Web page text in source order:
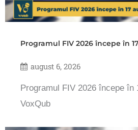
Programul FIV 2026 începe în
august 6, 2026
Programul FIV 2026 începe în
VoxQub